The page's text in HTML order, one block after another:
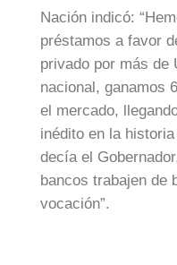
Nación indicó:
préstamos a favor
privado por más de
nacional, ganamos
el mercado,
inédito en la
decía el
bancos trabajen de
vocación”.